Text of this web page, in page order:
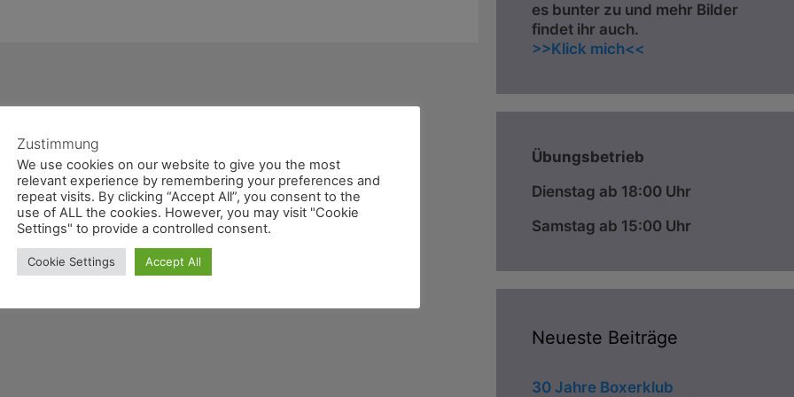
es bunter zu und mehr Bilder
findet ihr auch.
>>Klick mich<<
Übungsbetrieb
Dienstag ab 18:00 Uhr
Samstag ab 15:00 Uhr
Neueste Beiträge
30 Jahre Boxerklub
Zustimmung
We use cookies on our website to give you the most
relevant experience by remembering your preferences and
repeat visits. By clicking “Accept All”, you consent to the
use of ALL the cookies. However, you may visit "Cookie
Settings" to provide a controlled consent.
Cookie Settings Accept All